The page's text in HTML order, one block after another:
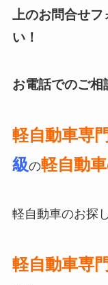
上のお問合せフ
い！
お電話でのご相
軽自動車専
級の軽自動
軽自動車のお探
軽自動車専